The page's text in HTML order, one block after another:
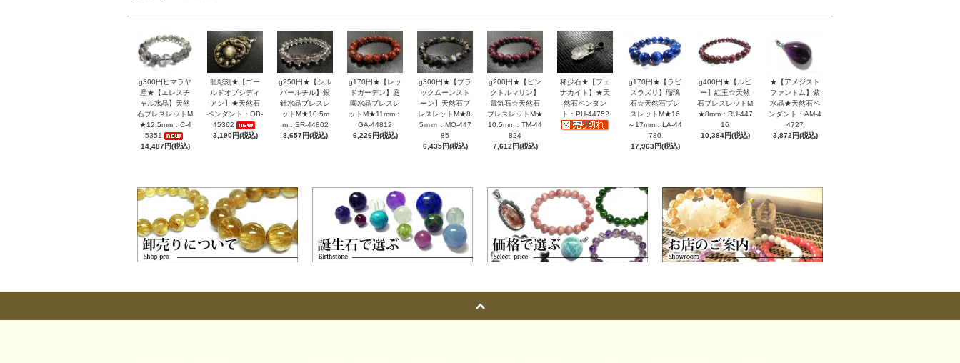
g300円ヒマラヤ
産★【エレスチ
ャル水晶】天然
石ブレスレットM
★12.5mm：C-4
5351
14,487円(税込)
龍彫刻★【ゴー
ルドオブシディ
アン】★天然石
ペンダント：OB-
45362
3,190円(税込)
g250円★【シル
バールチル】銀
針水晶ブレスレ
ットM★10.5m
m：SR-44802
8,657円(税込)
g170円★【レッ
ドガーデン】庭
園水晶ブレスレ
ットM★11mm：
GA-44812
6,226円(税込)
g300円★【ブラ
ックムーンスト
ーン】天然石ブ
レスレットM★8.
5ｍｍ：MO-447
85
6,435円(税込)
g200円★【ピン
クトルマリン】
電気石☆天然石
ブレスレットM★
10.5mm：TM-44
824
7,612円(税込)
稀少石★【フェ
ナカイト】★天
然石ペンダン
ト：PH-44752
g170円★【ラピ
スラズリ】瑠璃
石☆天然石ブレ
スレットM★16
～17mm：LA-44
780
17,963円(税込)
g400円★【ルビ
ー】紅玉☆天然
石ブレスレットM
★8mm：RU-447
16
10,384円(税込)
★【アメジスト
ファントム】紫
水晶★天然石ペ
ンダント：AM-4
4727
3,872円(税込)